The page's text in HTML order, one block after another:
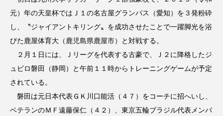
元）年の天皇杯ではＪ１の名古屋グランパス（愛知）を３発粉砕
し、〝ジャイアントキリング〟を成功させたことで一躍脚光を浴
びた鹿屋体育大（鹿児島県鹿屋市）と対戦する。
２月１日には、Ｊリーグを代表する古豪で、Ｊ２に降格したジ
ュビロ磐田（静岡）と午前１１時からトレーニングゲームが予定
されている。
磐田は元日本代表ＧＫ川口能活（４７）をコーチに招へいし、
ベテランのＭＦ遠藤保仁（４２）、東京五輪ブラジル代表メンバ